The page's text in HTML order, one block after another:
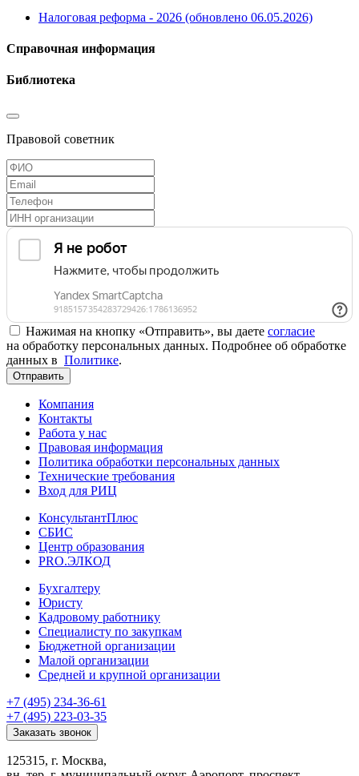
Налоговая реформа - 2026 (обновлено 06.05.2026)
Справочная информация
Библиотека
Правовой советник
Нажимая на кнопку «Отправить», вы даете согласие
на обработку персональных данных. Подробнее об обработке
данных в Политике.
Отправить
Компания
Контакты
Работа у нас
Правовая информация
Политика обработки персональных данных
Технические требования
Вход для РИЦ
КонсультантПлюс
СБИС
Центр образования
PRO.ЭЛКОД
Бухгалтеру
Юристу
Кадровому работнику
Специалисту по закупкам
Бюджетной организации
Малой организации
Средней и крупной организации
+7 (495) 234-36-61
+7 (495) 223-03-35
Заказать звонок
125315, г. Москва,